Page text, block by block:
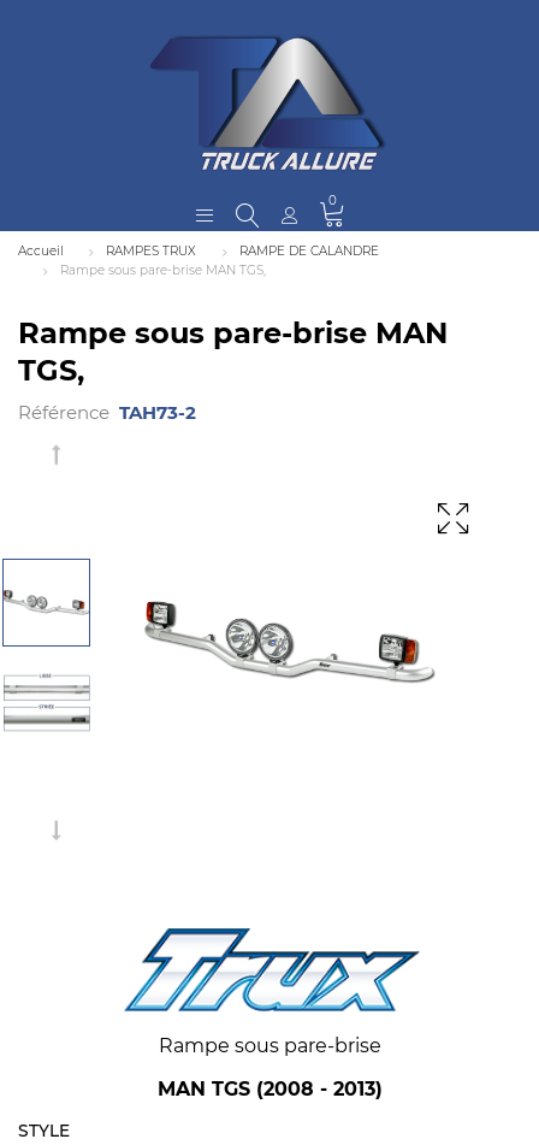
0
Accueil RAMPES TRUX
RAMPE DE CALANDRE
Rampe sous pare-brise MAN TGS,
Rampe sous pare-brise MAN
TGS,
Référence TAH73-2
Rampe sous pare-brise
MAN TGS (2008 - 2013)
STYLE